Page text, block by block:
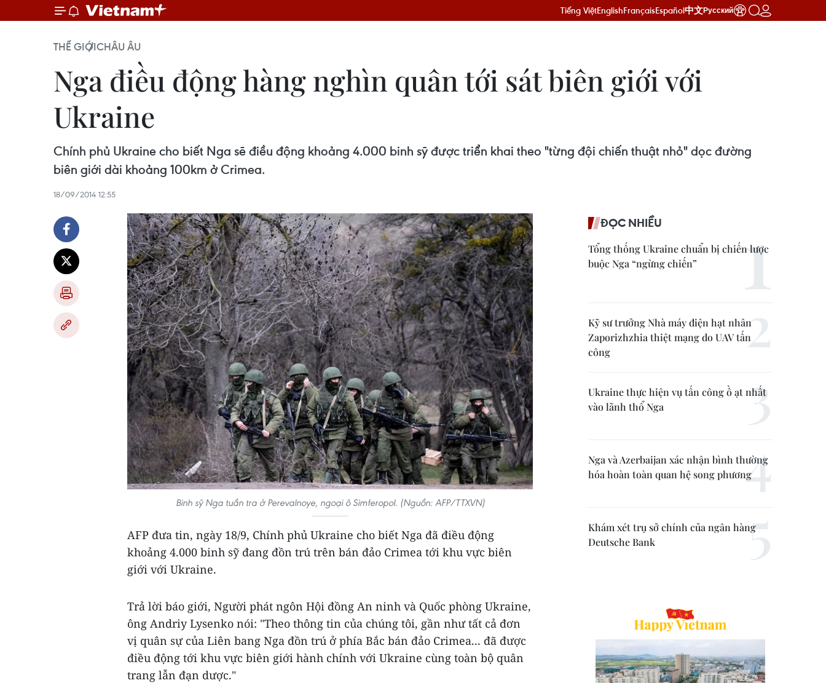
Tiếng ViệtEnglishFrançaisEspañol中文Русский
THẾ GIỚICHÂU ÂU
Nga điều động hàng nghìn quân tới sát biên giới với
Ukraine
Chính phủ Ukraine cho biết Nga sẽ điều động khoảng 4.000 binh sỹ được triển khai theo "từng đội chiến thuật nhỏ" dọc đường
biên giới dài khoảng 100km ở Crimea.
18/09/2014 12:55
Binh sỹ Nga tuần tra ở Perevalnoye, ngoại ô Simferopol. (Nguồn: AFP/TTXVN)
AFP đưa tin, ngày 18/9, Chính phủ Ukraine cho biết Nga đã điều động
khoảng 4.000 binh sỹ đang đồn trú trên bán đảo Crimea tới khu vực biên
giới với Ukraine.
Trả lời báo giới, Người phát ngôn Hội đồng An ninh và Quốc phòng Ukraine,
ông Andriy Lysenko nói: "Theo thông tin của chúng tôi, gần như tất cả đơn
vị quân sự của Liên bang Nga đồn trú ở phía Bắc bán đảo Crimea... đã được
điều động tới khu vực biên giới hành chính với Ukraine cùng toàn bộ quân
trang lẫn đạn dược."
ĐỌC NHIỀU
Tổng thống Ukraine chuẩn bị chiến lược
buộc Nga “ngừng chiến”
Kỹ sư trưởng Nhà máy điện hạt nhân
Zaporizhzhia thiệt mạng do UAV tấn
công
Ukraine thực hiện vụ tấn công ồ ạt nhất
vào lãnh thổ Nga
Nga và Azerbaijan xác nhận bình thường
hóa hoàn toàn quan hệ song phương
Khám xét trụ sở chính của ngân hàng
Deutsche Bank